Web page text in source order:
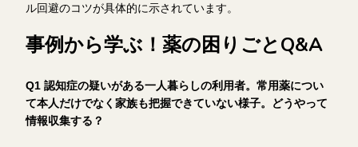
ル回避のコツが具体的に示されています。
事例から学ぶ！薬の困りごとQ&A
Q1 認知症の疑いがある一人暮らしの利用者。常用薬につい
て本人だけでなく家族も把握できていない様子。どうやって
情報収集する？